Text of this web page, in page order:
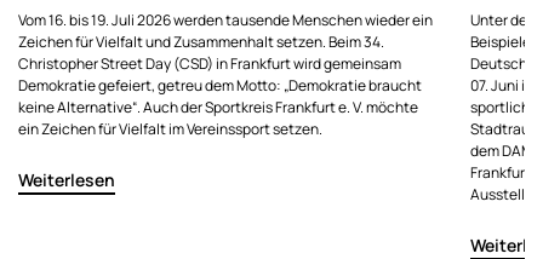
Vom 16. bis 19. Juli 2026 werden tausende Menschen wieder ein
Zeichen für Vielfalt und Zusammenhalt setzen. Beim 34.
Christopher Street Day (CSD) in Frankfurt wird gemeinsam
Demokratie gefeiert, getreu dem Motto: „Demokratie braucht
keine Alternative“. Auch der Sportkreis Frankfurt e. V. möchte
ein Zeichen für Vielfalt im Vereinssport setzen.
Weiterlesen
Unter
Beispiele
07. Juni in
sportliche
dem DAM